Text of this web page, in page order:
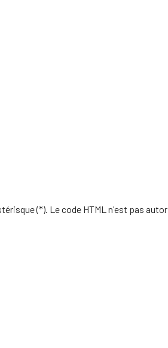
(*). Le code HTML n'est pas